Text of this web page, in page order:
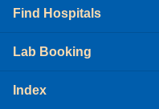
Find Hospitals
Lab Booking
Index